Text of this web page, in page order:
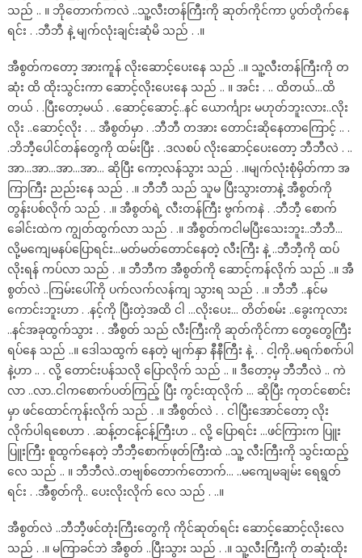
သည် .. ။ ဘိုတောက်ကလဲ ..သူ့လီးတန်ကြီးကို ဆုတ်ကိုင်ကာ ပွတ်တိုက်နေ
ရင်း . .ဘီဘီ နဲ့ မျက်လုံးချင်းဆုံမိ သည် . .။
အီစွတ်ကတော့ အားကူန် လိုးဆောင့်ပေးနေ သည် ..။ သူ့လီးတန်ကြီးကို တ
ဆုံး ထိ ထိုးသွင်းကာ ဆောင့်လိုးပေးနေ သည် .. ။ အင်း . .. ထိတယ်…ထိ
တယ် . .ပြီးတော့မယ် . .ဆောင့်ဆောင့်..နင် ယောင်္ကျား မဟုတ်ဘူးလား..လိုး
လိုး ..ဆောင့်လိုး . .. အီစွတ်မှာ . .ဘီဘီ တအား တောင်းဆိုနေတာကြောင့် .. .
.ဘိဘီ့ပေါင်တန်တွေကို ထမ်းပြီး . .ဒလစပ် လိုးဆောင့်ပေးတော့ ဘီဘီလဲ . ..
အာ…အာ…အာ…အာ… ဆိုပြီး ကော့လန်သွား သည် . .။မျက်လုံးစုံမှိတ်ကာ အ
ကြာကြီး ညည်းနေ သည် . .။ ဘီဘီ သည် သူမ ပြီးသွားတာနဲ့ အီစွတ်ကို
တွန်းပစ်လိုက် သည် . .။ အီစွတ်ရဲ့ လီးတန်ကြီး ဗွက်ကနဲ . .ဘီဘီ့ စောက်
ခေါင်းထဲက ကျွတ်ထွက်လာ သည် . .။ အီစွတ်ကငါမပြီးသေးဘူး..ဘီဘီ…
လို့မကျေမနပ်ပြောရင်း…မတ်မတ်တောင်နေတဲ့ လီးကြီး နဲ့ ..ဘီဘီ့ကို ထပ်
လိုးရန် ကပ်လာ သည် . .။ ဘီဘီက အီစွတ်ကို ဆောင့်ကန်လိုက် သည် ..။ အီ
စွတ်လဲ ..ကြမ်းပေါ်ကို ပက်လက်လန်ကျ သွားရ သည် . .။ ဘီဘီ ..နင်မ
ကောင်းဘူးဟာ . .နင့်ကို ပြီးတဲ့အထိ ငါ …လိုးပေး… တိတ်စမ်း ..ခွေးကုလား
..နင်အခုထွက်သွား . . အီစွတ် သည် လီးကြီးကို ဆုတ်ကိုင်ကာ တွေတွေကြီး
ရပ်နေ သည် ..။ ဒေါသထွက် နေတဲ့ မျက်နှာ နီနီကြီး နဲ့ . . ငါ့ကို..မရက်စက်ပါ
နဲ့ဟာ .. . လို့ တောင်းပန်သလို ပြောလိုက် သည် .. ။ ဒီတော့မှ ဘီဘီလဲ .. ကဲ
လာ ..လာ..ငါကစောက်ပတ်ကြည့် ပြီး ကွင်းထုလိုက် … ဆိုပြီး ကုတင်စောင်း
မှာ ဖင်ထောင်ကုန်းလိုက် သည် . .။ အီစွတ်လဲ . . ငါပြီးအောင်တော့ လိုး
လိုက်ပါရစေဟာ . .ဆန့်တငန့်ငန့်ကြီးဟ .. လို့ ပြောရင်း …ဖင်ကြားက ပြူး
ပြူးကြီး စူထွက်နေတဲ့ ဘီဘီ့စောက်ဖုတ်ကြီးထဲ ..သူ့ လီးကြီးကို သွင်းထည့်
လေ သည် .. ။ ဘီဘီလဲ..တဗျစ်တောက်တောက်… ..မကျေမချမ်း ရေရွတ်
ရင်း . .အီစွတ်ကို.. ပေးလိုးလိုက် လေ သည် . ..။
အီစွတ်လဲ ..ဘီဘီ့ဖင်တုံးကြီးတွေကို ကိုင်ဆုတ်ရင်း ဆောင့်ဆောင့်လိုးလေ
သည် . .။ မကြာခင်ဘဲ အီစွတ် ..ပြီးသွား သည် . .။ သူ့လီးကြီးကို တဆုံးထိုး